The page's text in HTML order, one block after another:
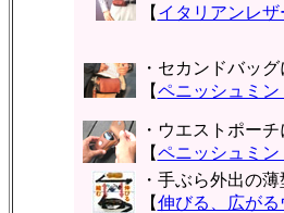
【 イタリアンレ
・セカンドバッ
【ペニッシュミ
・ウエストポー
【ペニッシュミ
・手ぶら外出の
【伸びる、広が